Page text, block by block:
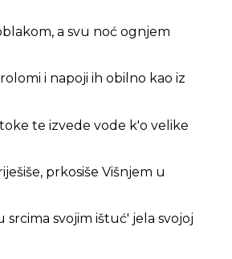
a svu noć ognjem
i napoji ih obilno kao iz
te izvede vode k'o velike
prkosiše Višnjem u
srcima svojim ištuć' jela svojoj